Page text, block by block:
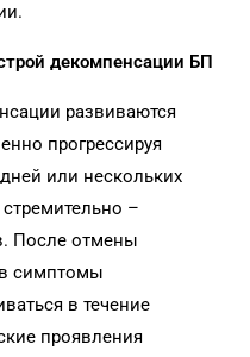
декомпенсации БП
развиваются
прогрессируя
или нескольких
–
После отмены
симптомы
в течение
проявления